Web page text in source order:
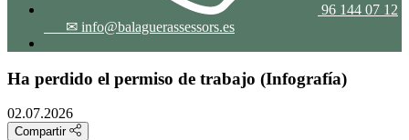
96 144 07 12
✉ info@balaguerassessors.es
Ha perdido el permiso de trabajo (Infografía)
02.07.2026
Compartir